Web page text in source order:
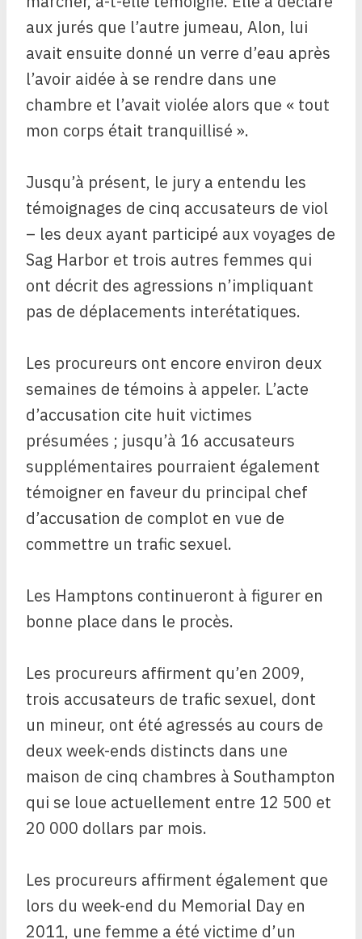
aux jurés que l’autre jumeau, Alon, lui
avait ensuite donné un verre d’eau après
l’avoir aidée à se rendre dans une
chambre et l’avait violée alors que « tout
mon corps était tranquillisé ».
Jusqu’à présent, le jury a entendu les
témoignages de cinq accusateurs de viol
– les deux ayant participé aux voyages de
Sag Harbor et trois autres femmes qui
ont décrit des agressions n’impliquant
pas de déplacements interétatiques.
Les procureurs ont encore environ deux
semaines de témoins à appeler. L’acte
d’accusation cite huit victimes
présumées ; jusqu’à 16 accusateurs
supplémentaires pourraient également
témoigner en faveur du principal chef
d’accusation de complot en vue de
commettre un trafic sexuel.
Les Hamptons continueront à figurer en
bonne place dans le procès.
Les procureurs affirment qu’en 2009,
trois accusateurs de trafic sexuel, dont
un mineur, ont été agressés au cours de
deux week-ends distincts dans une
maison de cinq chambres à Southampton
qui se loue actuellement entre 12 500 et
20 000 dollars par mois.
Les procureurs affirment également que
lors du week-end du Memorial Day en
2011, une femme a été victime d’un